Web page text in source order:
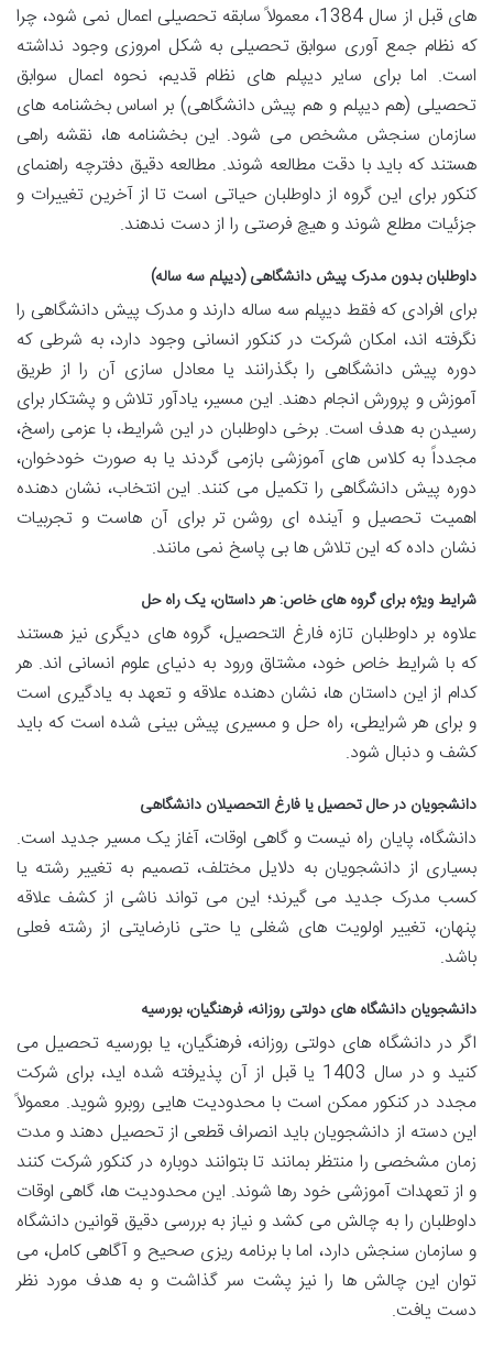
های قبل از سال 1384، معمولاً سابقه تحصیلی اعمال نمی شود، چرا
که نظام جمع آوری سوابق تحصیلی به شکل امروزی وجود نداشته
است. اما برای سایر دیپلم های نظام قدیم، نحوه اعمال سوابق
تحصیلی (هم دیپلم و هم پیش دانشگاهی) بر اساس بخشنامه های
سازمان سنجش مشخص می شود. این بخشنامه ها، نقشه راهی
هستند که باید با دقت مطالعه شوند. مطالعه دقیق دفترچه راهنمای
کنکور برای این گروه از داوطلبان حیاتی است تا از آخرین تغییرات و
جزئیات مطلع شوند و هیچ فرصتی را از دست ندهند.
داوطلبان بدون مدرک پیش دانشگاهی (دیپلم سه ساله)
برای افرادی که فقط دیپلم سه ساله دارند و مدرک پیش دانشگاهی را
نگرفته اند، امکان شرکت در کنکور انسانی وجود دارد، به شرطی که
دوره پیش دانشگاهی را بگذرانند یا معادل سازی آن را از طریق
آموزش و پرورش انجام دهند. این مسیر، یادآور تلاش و پشتکار برای
رسیدن به هدف است. برخی داوطلبان در این شرایط، با عزمی راسخ،
مجدداً به کلاس های آموزشی بازمی گردند یا به صورت خودخوان،
دوره پیش دانشگاهی را تکمیل می کنند. این انتخاب، نشان دهنده
اهمیت تحصیل و آینده ای روشن تر برای آن هاست و تجربیات
نشان داده که این تلاش ها بی پاسخ نمی مانند.
شرایط ویژه برای گروه های خاص: هر داستان، یک راه حل
علاوه بر داوطلبان تازه فارغ التحصیل، گروه های دیگری نیز هستند
که با شرایط خاص خود، مشتاق ورود به دنیای علوم انسانی اند. هر
کدام از این داستان ها، نشان دهنده علاقه و تعهد به یادگیری است
و برای هر شرایطی، راه حل و مسیری پیش بینی شده است که باید
کشف و دنبال شود.
دانشجویان در حال تحصیل یا فارغ التحصیلان دانشگاهی
دانشگاه، پایان راه نیست و گاهی اوقات، آغاز یک مسیر جدید است.
بسیاری از دانشجویان به دلایل مختلف، تصمیم به تغییر رشته یا
کسب مدرک جدید می گیرند؛ این می تواند ناشی از کشف علاقه
پنهان، تغییر اولویت های شغلی یا حتی نارضایتی از رشته فعلی
باشد.
دانشجویان دانشگاه های دولتی روزانه، فرهنگیان، بورسیه
اگر در دانشگاه های دولتی روزانه، فرهنگیان، یا بورسیه تحصیل می
کنید و در سال 1403 یا قبل از آن پذیرفته شده اید، برای شرکت
مجدد در کنکور ممکن است با محدودیت هایی روبرو شوید. معمولاً
این دسته از دانشجویان باید انصراف قطعی از تحصیل دهند و مدت
زمان مشخصی را منتظر بمانند تا بتوانند دوباره در کنکور شرکت کنند
و از تعهدات آموزشی خود رها شوند. این محدودیت ها، گاهی اوقات
داوطلبان را به چالش می کشد و نیاز به بررسی دقیق قوانین دانشگاه
و سازمان سنجش دارد، اما با برنامه ریزی صحیح و آگاهی کامل، می
توان این چالش ها را نیز پشت سر گذاشت و به هدف مورد نظر
دست یافت.